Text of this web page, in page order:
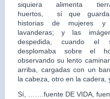
siquiera alimenta
huertos,
sí que
historias de mujeres y
lavanderas; y las
despedida, cuando el
desplomaba sobre el
observando su lento
arriba, cargadas con un
la cabeza, otro en la
Sí, …….fuente DE VIDA,